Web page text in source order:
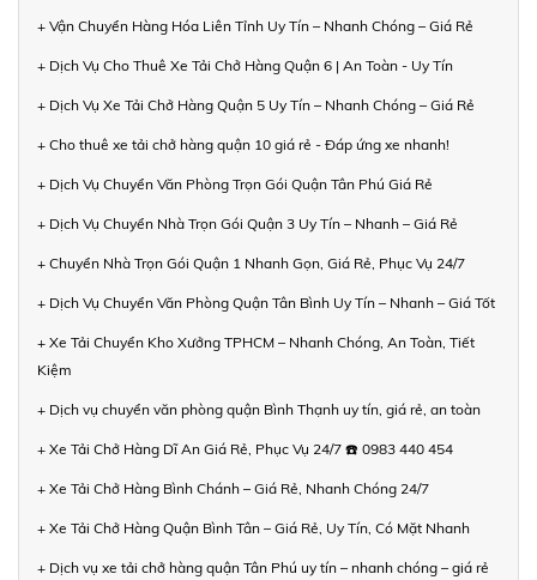
+ Vận Chuyển Hàng Hóa Liên Tỉnh Uy Tín – Nhanh Chóng – Giá Rẻ
+ Dịch Vụ Cho Thuê Xe Tải Chở Hàng Quận 6 | An Toàn - Uy Tín
+ Dịch Vụ Xe Tải Chở Hàng Quận 5 Uy Tín – Nhanh Chóng – Giá Rẻ
+ Cho thuê xe tải chở hàng quận 10 giá rẻ - Đáp ứng xe nhanh!
+ Dịch Vụ Chuyển Văn Phòng Trọn Gói Quận Tân Phú Giá Rẻ
+ Dịch Vụ Chuyển Nhà Trọn Gói Quận 3 Uy Tín – Nhanh – Giá Rẻ
+ Chuyển Nhà Trọn Gói Quận 1 Nhanh Gọn, Giá Rẻ, Phục Vụ 24/7
+ Dịch Vụ Chuyển Văn Phòng Quận Tân Bình Uy Tín – Nhanh – Giá Tốt
+ Xe Tải Chuyển Kho Xưởng TPHCM – Nhanh Chóng, An Toàn, Tiết
Kiệm
+ Dịch vụ chuyển văn phòng quận Bình Thạnh uy tín, giá rẻ, an toàn
+ Xe Tải Chở Hàng Dĩ An Giá Rẻ, Phục Vụ 24/7 ☎️ 0983 440 454
+ Xe Tải Chở Hàng Bình Chánh – Giá Rẻ, Nhanh Chóng 24/7
+ Xe Tải Chở Hàng Quận Bình Tân – Giá Rẻ, Uy Tín, Có Mặt Nhanh
+ Dịch vụ xe tải chở hàng quận Tân Phú uy tín – nhanh chóng – giá rẻ